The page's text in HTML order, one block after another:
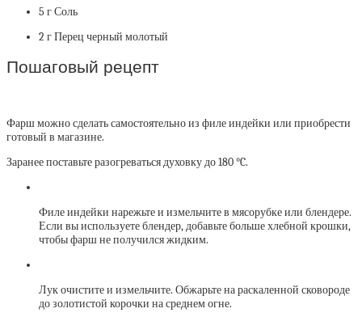
5 г Соль
2 г Перец черный молотый
Пошаговый рецепт
Фарш можно сделать самостоятельно из филе индейки или приобрести
готовый в магазине.
Заранее поставьте разогреваться духовку до 180 °C.
Филе индейки нарежьте и измельчите в мясорубке или блендере.
Если вы используете блендер, добавьте больше хлебной крошки,
чтобы фарш не получился жидким.
Лук очистите и измельчите. Обжарьте на раскаленной сковороде
до золотистой корочки на среднем огне.